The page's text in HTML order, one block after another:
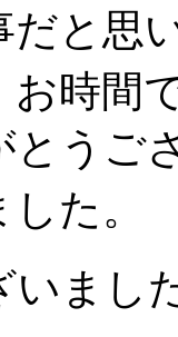
だと思
時間
とうご
た。
いまし